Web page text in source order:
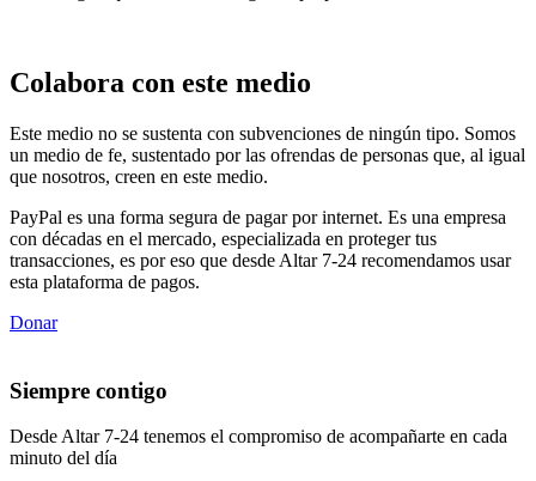
Colabora con este medio
Este medio no se sustenta con subvenciones de ningún tipo. Somos
un medio de fe, sustentado por las ofrendas de personas que, al igual
que nosotros, creen en este medio.
PayPal es una forma segura de pagar por internet. Es una empresa
con décadas en el mercado, especializada en proteger tus
transacciones, es por eso que desde Altar 7-24 recomendamos usar
esta plataforma de pagos.
Donar
Siempre contigo
Desde Altar 7-24 tenemos el compromiso de acompañarte en cada
minuto del día